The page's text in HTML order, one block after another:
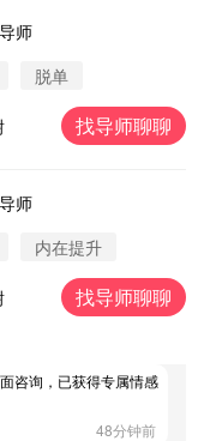
师
脱单
找导师聊聊
师
内在提升
找导师聊聊
询，已获得专属情感方
询，已获得专属情感方
咨询，已获得专属情感
48分钟前